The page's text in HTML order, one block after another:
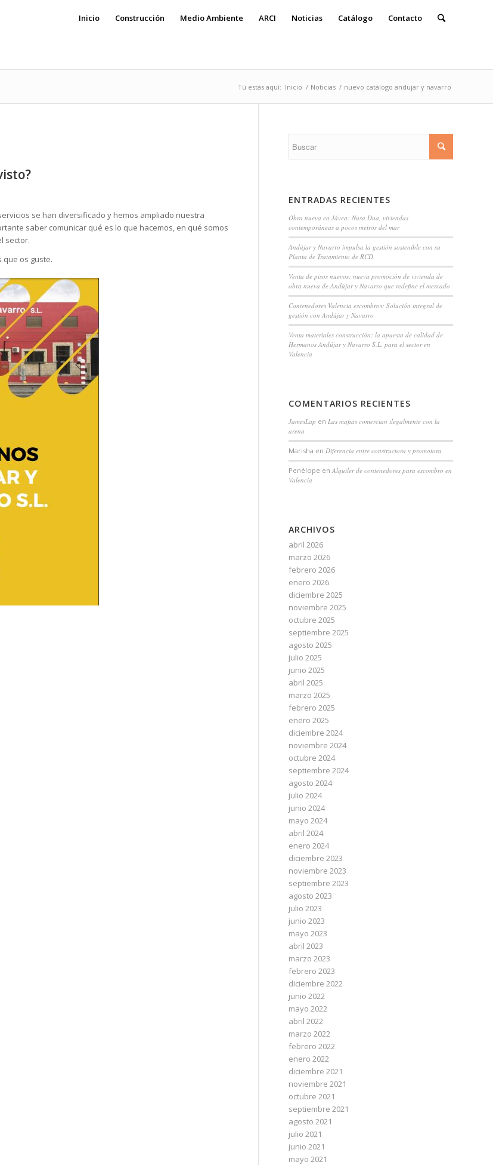
Inicio Construcción Medio Ambiente ARCI Noticias Catálogo Contacto
Tú estás aquí: Inicio / Noticias / nuevo catálogo andujar y navarro
se han diversificado y hemos ampliado nuestra
saber comunicar qué es lo que hacemos, en qué somos
sector.
que os guste.
ENTRADAS RECIENTES
Obra nueva en Jávea: Nusa Dua, viviendas
contemporáneas a pocos metros del mar
Andújar y Navarro impulsa la gestión sostenible con su
Planta de Tratamiento de RCD
Venta de pisos nuevos: nueva promoción de vivienda de
obra nueva de Andújar y Navarro que redefine el mercado
Contenedores Valencia escombros: Solución integral de
gestión con Andújar y Navarro
Venta materiales construcción: la apuesta de calidad de
Hermanos Andújar y Navarro S.L. para el sector en
Valencia
COMENTARIOS RECIENTES
JamesLap enLas mafias comercian ilegalmente con la
arena
Marisha enDiferencia entre constructora y promotora
Penélope enAlquiler de contenedores para escombro en
Valencia
ARCHIVOS
abril 2026
marzo 2026
febrero 2026
enero 2026
diciembre 2025
noviembre 2025
octubre 2025
septiembre 2025
agosto 2025
julio 2025
junio 2025
abril 2025
marzo 2025
febrero 2025
enero 2025
diciembre 2024
noviembre 2024
octubre 2024
septiembre 2024
agosto 2024
julio 2024
junio 2024
mayo 2024
abril 2024
enero 2024
diciembre 2023
noviembre 2023
septiembre 2023
agosto 2023
julio 2023
junio 2023
mayo 2023
abril 2023
marzo 2023
febrero 2023
diciembre 2022
junio 2022
mayo 2022
abril 2022
marzo 2022
febrero 2022
enero 2022
diciembre 2021
noviembre 2021
octubre 2021
septiembre 2021
agosto 2021
julio 2021
junio 2021
mayo 2021